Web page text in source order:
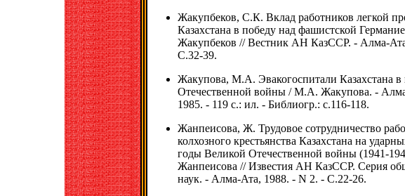
Жакупбеков, С.К. Вклад работников легкой
Казахстана в победу над фашистской
Жакупбеков // Вестник АН КазССР. - Алма-
С.32-39.
Жакупова, М.А. Эвакогоспитали Казахстана
Отечественной войны / М.А. Жакупова. -
1985. - 119 с.: ил. - Библиогр.: с.116-118.
Жанпеисова, Ж. Трудовое сотрудничество
колхозного крестьянства Казахстана на
годы Великой Отечественной войны (1941-
Жанпеисова // Известия АН КазССР. Серия
наук. - Алма-Ата, 1988. - N 2. - С.22-26.